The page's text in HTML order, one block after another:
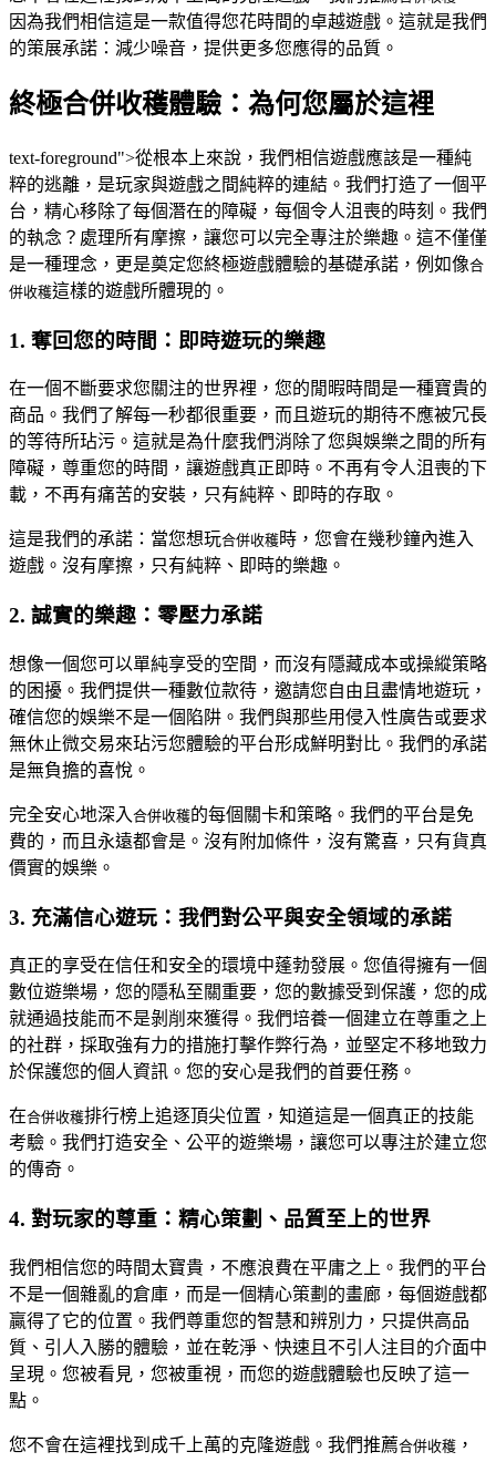
因為我們相信這是一款值得您花時間的卓越遊戲。這就是我們
的策展承諾：減少噪音，提供更多您應得的品質。
終極合併收穫體驗：為何您屬於這裡
text-foreground">從根本上來說，我們相信遊戲應該是一種純
粹的逃離，是玩家與遊戲之間純粹的連結。我們打造了一個平
台，精心移除了每個潛在的障礙，每個令人沮喪的時刻。我們
的執念？處理所有摩擦，讓您可以完全專注於樂趣。這不僅僅
是一種理念，更是奠定您終極遊戲體驗的基礎承諾，例如像合
併收穫這樣的遊戲所體現的。
1. 奪回您的時間：即時遊玩的樂趣
在一個不斷要求您關注的世界裡，您的閒暇時間是一種寶貴的
商品。我們了解每一秒都很重要，而且遊玩的期待不應被冗長
的等待所玷污。這就是為什麼我們消除了您與娛樂之間的所有
障礙，尊重您的時間，讓遊戲真正即時。不再有令人沮喪的下
載，不再有痛苦的安裝，只有純粹、即時的存取。
這是我們的承諾：當您想玩合併收穫時，您會在幾秒鐘內進入
遊戲。沒有摩擦，只有純粹、即時的樂趣。
2. 誠實的樂趣：零壓力承諾
想像一個您可以單純享受的空間，而沒有隱藏成本或操縱策略
的困擾。我們提供一種數位款待，邀請您自由且盡情地遊玩，
確信您的娛樂不是一個陷阱。我們與那些用侵入性廣告或要求
無休止微交易來玷污您體驗的平台形成鮮明對比。我們的承諾
是無負擔的喜悅。
完全安心地深入 合併收穫的每個關卡和策略。我們的平台是免
費的，而且永遠都會是。沒有附加條件，沒有驚喜，只有貨真
價實的娛樂。
3. 充滿信心遊玩：我們對公平與安全領域的承諾
真正的享受在信任和安全的環境中蓬勃發展。您值得擁有一個
數位遊樂場，您的隱私至關重要，您的數據受到保護，您的成
就通過技能而不是剝削來獲得。我們培養一個建立在尊重之上
的社群，採取強有力的措施打擊作弊行為，並堅定不移地致力
於保護您的個人資訊。您的安心是我們的首要任務。
在合併收穫排行榜上追逐頂尖位置，知道這是一個真正的技能
考驗。我們打造安全、公平的遊樂場，讓您可以專注於建立您
的傳奇。
4. 對玩家的尊重：精心策劃、品質至上的世界
我們相信您的時間太寶貴，不應浪費在平庸之上。我們的平台
不是一個雜亂的倉庫，而是一個精心策劃的畫廊，每個遊戲都
贏得了它的位置。我們尊重您的智慧和辨別力，只提供高品
質、引人入勝的體驗，並在乾淨、快速且不引人注目的介面中
呈現。您被看見，您被重視，而您的遊戲體驗也反映了這一
點。
您不會在這裡找到成千上萬的克隆遊戲。我們推薦合併收穫 ，